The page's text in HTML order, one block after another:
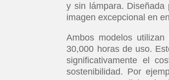
y sin lámpara.
imagen excepcional en
Ambos modelos
30,000 horas de uso.
significativamente el
sostenibilidad. Por